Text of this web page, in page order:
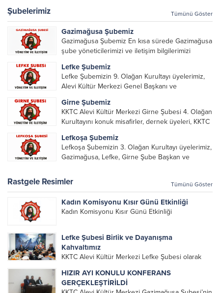
Şubelerimiz Tümünü Göster
Gazimağusa Şubemiz
Gazimağusa Şubemiz En kısa sürede Gazimağusa
şube yöneticilerimizi ve iletişim bilgilerimizi
Lefke Şubemiz
Lefke Şubemizin 9. Olağan Kurultayı üyelerimiz,
Alevi Kültür Merkezi Genel Başkanı ve
katılımı ile gerçekleşti. Önceki dönemde görev
alarak emek veren, katkı koyan cümle canların...
Girne Şubemiz
KKTC Alevi Kültür Merkezi Girne Şubesi 4. Olağan
Kurultayını konuk misafirler, dernek üyeleri, KKTC
yönetim kurulu, şube başkanları ve yönetim
organlarının katılımıyla gerçekleşti....
Lefkoşa Şubemiz
Lefkoşa Şubemizin 3. Olağan Kurultayı üyelerimiz,
Gazimağusa, Lefke, Girne Şube Başkan ve
üyelerinin katılımı ile gerçekleşti. Önceki
dönemde görev alan, emek veren, katkı koyan...
Rastgele Resimler Tümünü Göster
Kadın Komisyonu Kısır Günü Etkinliği
Kadın Komisyonu Kısır Günü Etkinliği
Lefke Şubesi Birlik ve Dayanışma
Kahvaltımız
KKTC Alevi Kültür Merkezi Lefke Şubesi olarak
kahvaltımızda bir araya gelerek gönüllerimizi
birledik. Uzağı yakın eden, yolumuza yüz süren,
HIZIR AYI KONULU KONFERANS
GERÇEKLEŞTİRİLDİ